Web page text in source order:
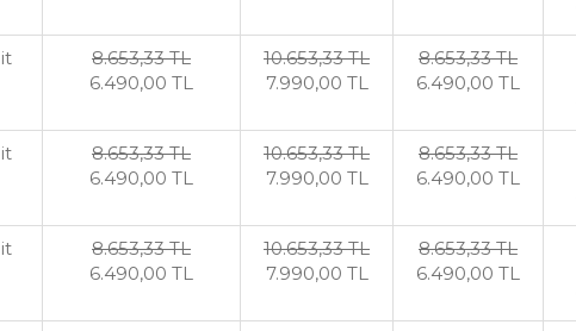
8.653,33TL
6.490,00 TL
10.653,33TL
7.990,00 TL
8.653,33TL
6.490,00 TL
8.653,33TL
6.490,00 TL
10.653,33TL
7.990,00 TL
8.653,33TL
6.490,00 TL
8.653,33TL
6.490,00 TL
10.653,33TL
7.990,00 TL
8.653,33TL
6.490,00 TL